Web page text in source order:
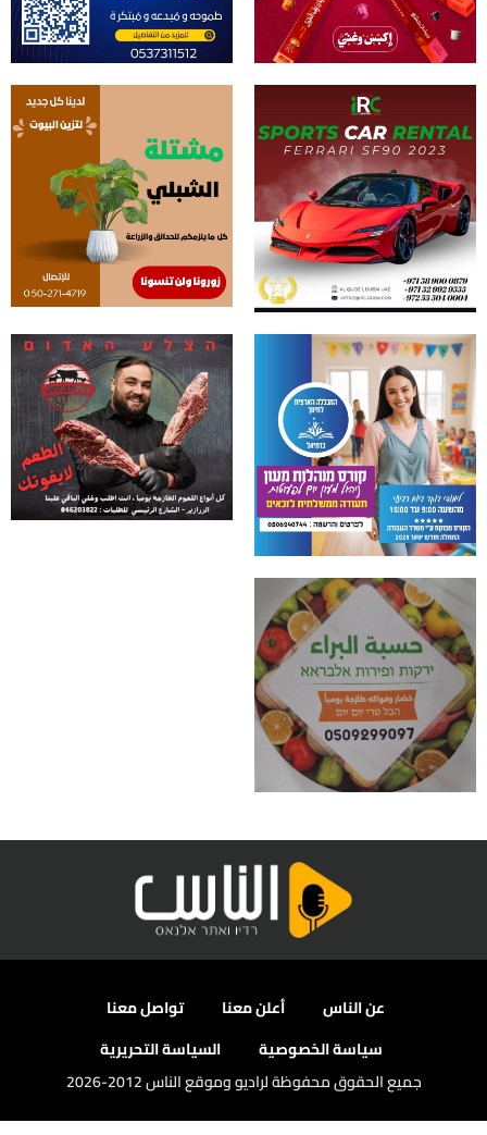
عن الناس أعلن معنا
تواصل معنا
سياسة الخصوصية
السياسة التحريرية
جميع الحقوق محفوظة لراديو وموقع الناس 2012-2026